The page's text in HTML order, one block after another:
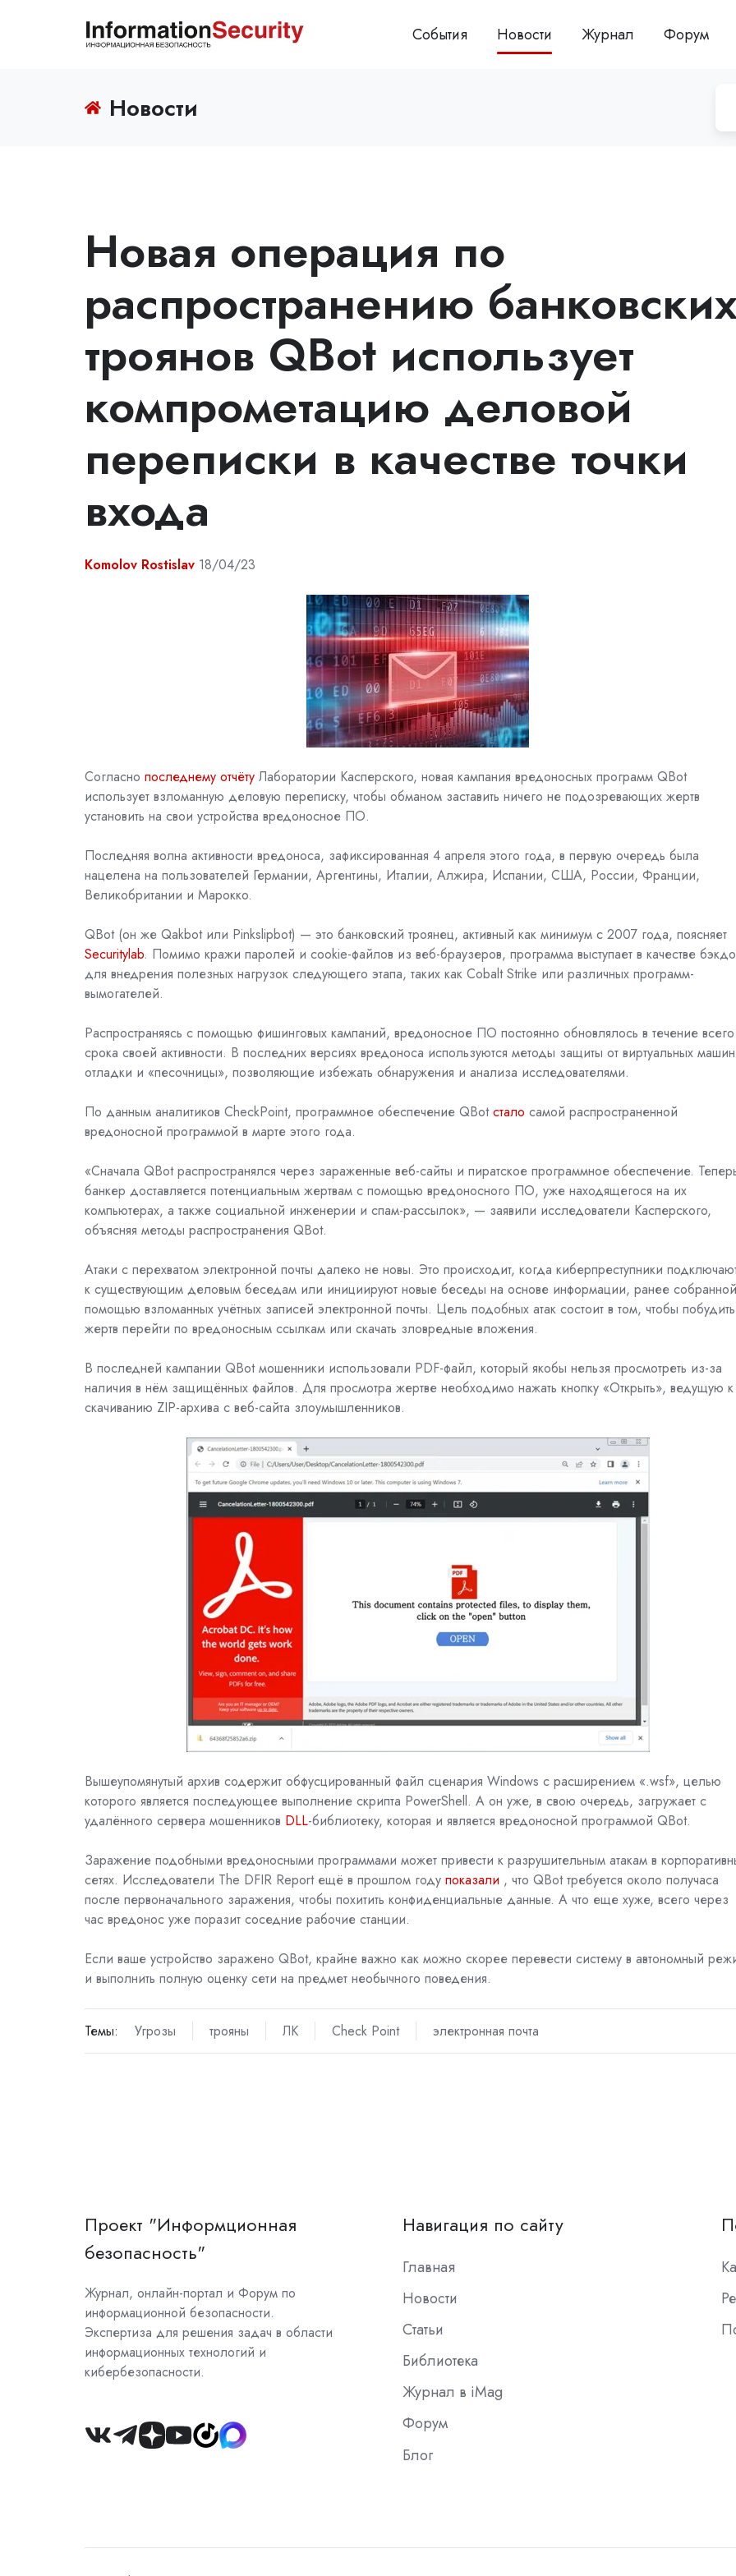
События Новости Журнал Форум
Новости
Новая операция по
распространению
троянов QBot использует
компрометацию деловой
переписки в качестве точки
входа
Komolov Rostislav 18/04/23
Согласно последнему отчёту Лаборатории Касперского, новая кампания вредоносных программ QBot
использует взломанную деловую переписку, чтобы обманом заставить ничего не подозревающих жертв
установить на свои устройства вредоносное ПО.
Последняя волна активности вредоноса, зафиксированная 4 апреля этого года, в первую очередь была
нацелена на пользователей Германии, Аргентины, Италии, Алжира, Испании, США, России, Франции,
Великобритании и Марокко.
QBot (он же Qakbot или Pinkslipbot) — это банковский троянец, активный как минимум с 2007 года, поясняет
Securitylab. Помимо кражи паролей и cookie-файлов из веб-браузеров, программа выступает в качестве
для внедрения полезных нагрузок следующего этапа, таких как Cobalt Strike или различных программ-
вымогателей.
Распространяясь с помощью фишинговых кампаний, вредоносное ПО постоянно обновлялось в течение всего
срока своей активности. В последних версиях вредоноса используются методы защиты от виртуальных
отладки и «песочницы», позволяющие избежать обнаружения и анализа исследователями.
По данным аналитиков CheckPoint, программное обеспечение QBot стало самой распространенной
вредоносной программой в марте этого года.
«Сначала QBot распространялся через зараженные веб-сайты и пиратское программное обеспечение.
банкер доставляется потенциальным жертвам с помощью вредоносного ПО, уже находящегося на их
компьютерах, а также социальной инженерии и спам-рассылок», — заявили исследователи Касперского,
объясняя методы распространения QBot.
Атаки с перехватом электронной почты далеко не новы. Это происходит, когда киберпреступники
к существующим деловым беседам или инициируют новые беседы на основе информации, ранее
помощью взломанных учётных записей электронной почты. Цель подобных атак состоит в том, чтобы побудить
жертв перейти по вредоносным ссылкам или скачать зловредные вложения.
В последней кампании QBot мошенники использовали PDF-файл, который якобы нельзя просмотреть из-за
наличия в нём защищённых файлов. Для просмотра жертве необходимо нажать кнопку «Открыть», ведущую к
скачиванию ZIP-архива с веб-сайта злоумышленников.
Вышеупомянутый архив содержит обфусцированный файл сценария Windows с расширением «.wsf», целью
которого является последующее выполнение скрипта PowerShell. А он уже, в свою очередь, загружает с
удалённого сервера мошенников DLL-библиотеку, которая и является вредоносной программой QBot.
Заражение подобными вредоносными программами может привести к разрушительным атакам в
сетях. Исследователи The DFIR Report ещё в прошлом году показали , что QBot требуется около получаса
после первоначального заражения, чтобы похитить конфиденциальные данные. А что еще хуже, всего через
час вредонос уже поразит соседние рабочие станции.
Если ваше устройство заражено QBot, крайне важно как можно скорее перевести систему в автономный
и выполнить полную оценку сети на предмет необычного поведения.
Темы: Угрозы трояны ЛК Check Point электронная почта
Проект "Информционная
безопасность"
Журнал, онлайн-портал и Форум по
информационной безопасности.
Экспертиза для решения задач в области
информационных технологий и
кибербезопасности.
Join
Навигация по сайту
Главная
Новости
Статьи
Библиотека
Журнал в iMag
Форум
Блог